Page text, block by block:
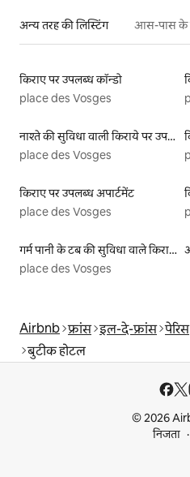
अन्य तरह की लिस्टिंग आस-पास के
किराए पर उपलब्ध कॉन्डो
place des Vosges
नाश्ते की सुविधा वाली किराये पर उपलब्ध लिस्टिंग
place des Vosges
किराए पर उपलब्ध अपार्टमेंट
place des Vosges
गर्म पानी के टब की सुविधा वाले किराये पर उपलब्ध यर्ट टेंट
place des Vosges
Airbnb फ्रांस इल-दे-फ्रांस पेरिस
बुटीक होटल
© 2026
निजता